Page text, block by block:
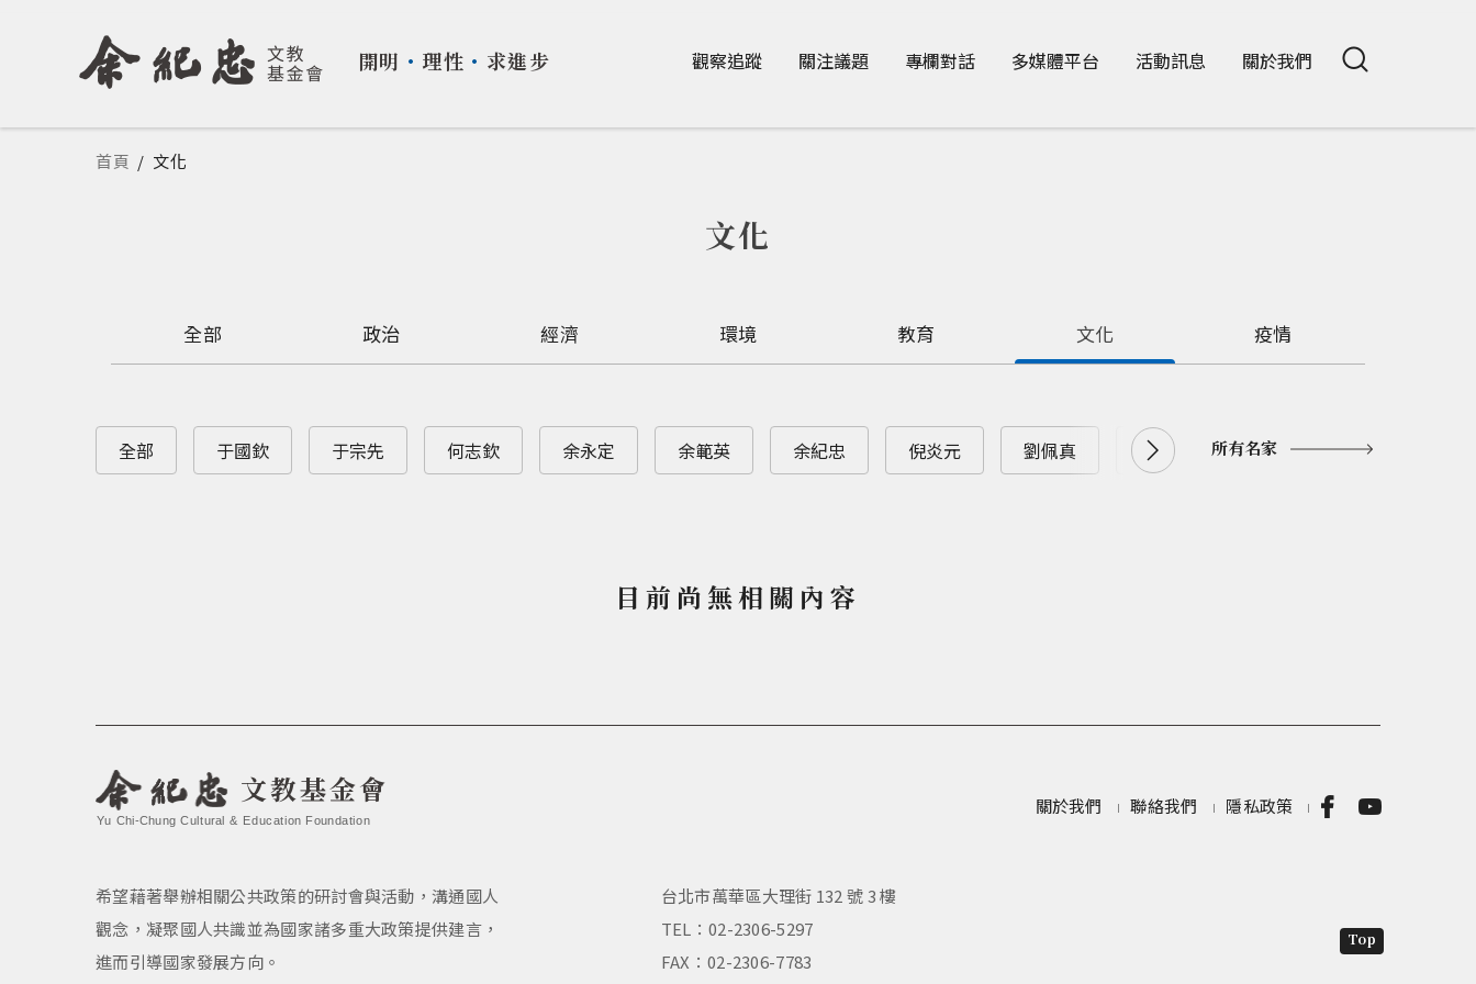
開明 ・ 理性 ・ 求進步 觀察追蹤 關注議題 專欄對話 多媒體平台 活動訊息 關於我們
您在這裡
首頁 / 文化
文化
全部 政治 經濟 環境 教育 文化 疫情
全部 于國欽 于宗先 何志欽 余永定 余範英 余紀忠 倪炎元 劉佩真 劉兆漢 劉大年 劉憶如
所有名家
目前尚無相關內容
文教基金會
Yu Chi-Chung Cultural & Education Foundation
關於我們 聯絡我們 隱私政策
希望藉著舉辦相關公共政策的研討會與活動，溝通國人
觀念，凝聚國人共識並為國家諸多重大政策提供建言，
進而引導國家發展方向。
台北市萬華區大理街 132 號 3 樓
TEL：02-2306-5297
FAX：02-2306-7783
Top